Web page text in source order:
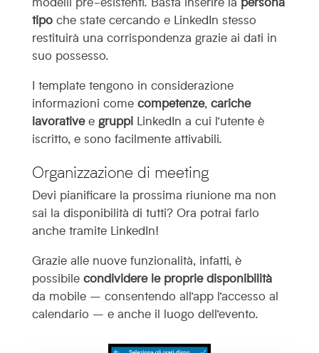
tipoche state cercando e LinkedIn stesso
restituirà una corrispondenza grazie ai dati in
suo possesso.
I template tengono in considerazione
informazioni come competenze, cariche
lavorativee gruppiLinkedIn a cui l’utente è
iscritto, e sono facilmente attivabili.
Organizzazione di meeting
Devi pianificare la prossima riunione ma non
sai la disponibilità di tutti? Ora potrai farlo
anche tramite LinkedIn!
Grazie alle nuove funzionalità, infatti, è
possibile condividere le proprie disponibilità
da mobile – consentendo all’app l’accesso al
calendario – e anche il luogo dell’evento.